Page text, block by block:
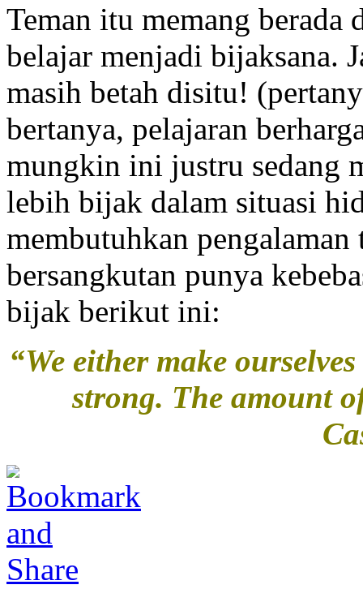
Teman itu memang
belajar menjadi bijaksana.
masih betah disitu!
bertanya, pelajaran
mungkin ini justru sedang
lebih bijak dalam situasi
membutuhkan
bersangkutan punya
bijak berikut ini:
“We either make
strong. The amount